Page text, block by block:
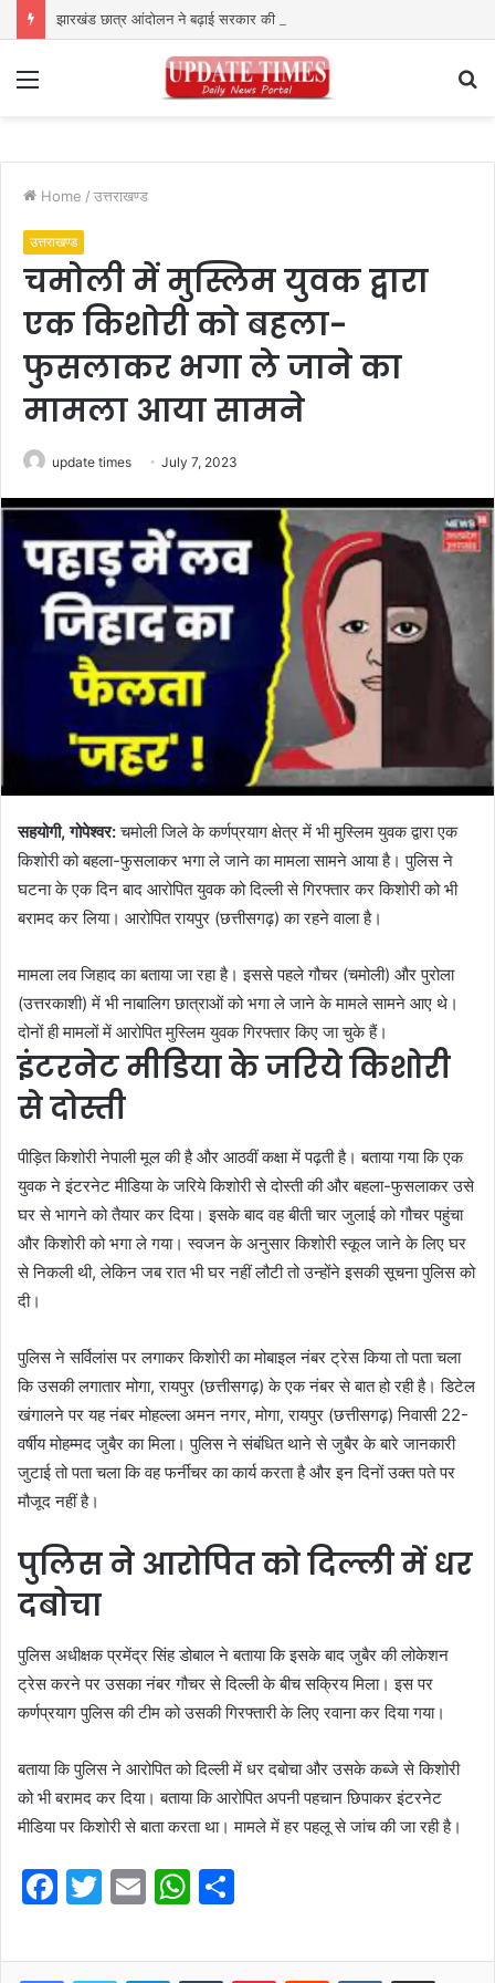
Home / उत्तराखण्ड
उत्तराखण्ड
चमोली में मुस्लिम युवक द्वारा
एक किशोरी को बहला-
फुसलाकर भगा ले जाने का
मामला आया सामने
update times July 7, 2023
सहयोगी, गोपेश्वर:चमोली जिले के कर्णप्रयाग क्षेत्र में भी मुस्लिम युवक द्वारा एक
किशोरी को बहला-फुसलाकर भगा ले जाने का मामला सामने आया है। पुलिस ने
घटना के एक दिन बाद आरोपित युवक को दिल्ली से गिरफ्तार कर किशोरी को भी
बरामद कर लिया। आरोपित रायपुर (छत्तीसगढ़) का रहने वाला है।
मामला लव जिहाद का बताया जा रहा है। इससे पहले गौचर (चमोली) और पुरोला
(उत्तरकाशी) में भी नाबालिग छात्राओं को भगा ले जाने के मामले सामने आए थे।
दोनों ही मामलों में आरोपित मुस्लिम युवक गिरफ्तार किए जा चुके हैं।
इंटरनेट मीडिया के जरिये किशोरी
से दोस्ती
पीड़ित किशोरी नेपाली मूल की है और आठवीं कक्षा में पढ़ती है। बताया गया कि एक
युवक ने इंटरनेट मीडिया के जरिये किशोरी से दोस्ती की और बहला-फुसलाकर उसे
घर से भागने को तैयार कर दिया। इसके बाद वह बीती चार जुलाई को गौचर पहुंचा
और किशोरी को भगा ले गया। स्वजन के अनुसार किशोरी स्कूल जाने के लिए घर
से निकली थी, लेकिन जब रात भी घर नहीं लौटी तो उन्होंने इसकी सूचना पुलिस को
दी।
पुलिस ने सर्विलांस पर लगाकर किशोरी का मोबाइल नंबर ट्रेस किया तो पता चला
कि उसकी लगातार मोगा, रायपुर (छत्तीसगढ़) के एक नंबर से बात हो रही है। डिटेल
खंगालने पर यह नंबर मोहल्ला अमन नगर, मोगा, रायपुर (छत्तीसगढ़) निवासी 22-
वर्षीय मोहम्मद जुबैर का मिला। पुलिस ने संबंधित थाने से जुबैर के बारे जानकारी
जुटाई तो पता चला कि वह फर्नीचर का कार्य करता है और इन दिनों उक्त पते पर
मौजूद नहीं है।
पुलिस ने आरोपित को दिल्ली में धर
दबोचा
पुलिस अधीक्षक प्रमेंद्र सिंह डोबाल ने बताया कि इसके बाद जुबैर की लोकेशन
ट्रेस करने पर उसका नंबर गौचर से दिल्ली के बीच सक्रिय मिला। इस पर
कर्णप्रयाग पुलिस की टीम को उसकी गिरफ्तारी के लिए रवाना कर दिया गया।
बताया कि पुलिस ने आरोपित को दिल्ली में धर दबोचा और उसके कब्जे से किशोरी
को भी बरामद कर दिया। बताया कि आरोपित अपनी पहचान छिपाकर इंटरनेट
मीडिया पर किशोरी से बाता करता था। मामले में हर पहलू से जांच की जा रही है।
F
c
T
itt
E
ai
W
at ar